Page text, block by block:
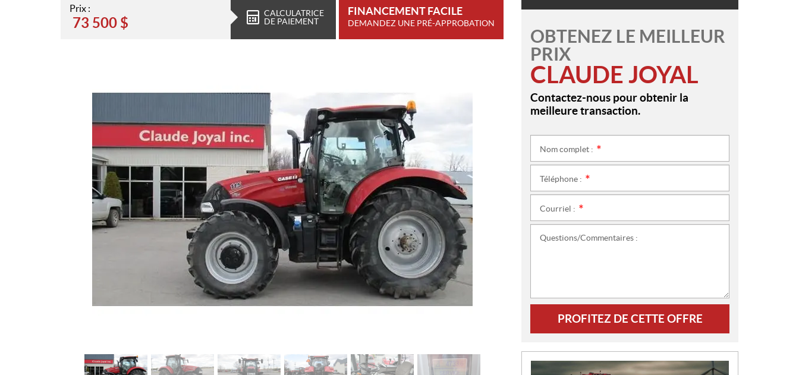
Prix :
73 500 $
CALCULATRICE
DE PAIEMENT
FINANCEMENT FACILE
DEMANDEZ UNE PRÉ-APPROBATION
OBTENEZ LE MEILLEUR
PRIX
CLAUDE JOYAL
Contactez-nous pour obtenir la
meilleure transaction.
Nom complet :
Téléphone :
Courriel :
Questions/Commentaires :
PROFITEZ DE CETTE OFFRE
N